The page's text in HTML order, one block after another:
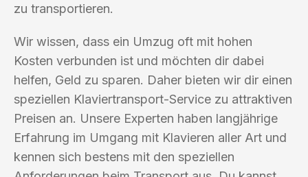
zu transportieren.
Wir wissen, dass ein Umzug oft mit hohen
Kosten verbunden ist und möchten dir dabei
helfen, Geld zu sparen. Daher bieten wir dir einen
speziellen Klaviertransport-Service zu attraktiven
Preisen an. Unsere Experten haben langjährige
Erfahrung im Umgang mit Klavieren aller Art und
kennen sich bestens mit den speziellen